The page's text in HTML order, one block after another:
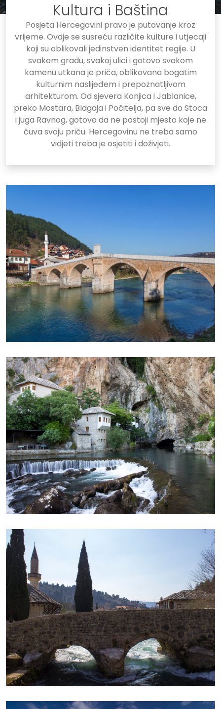
Kultura i Baština
Posjeta Hercegovini pravo je putovanje kroz
vrijeme. Ovdje se susreću različite kulture i utjecaji
koji su oblikovali jedinstven identitet regije. U
svakom gradu, svakoj ulici i gotovo svakom
kamenu utkana je priča, oblikovana bogatim
kulturnim naslijeđem i prepoznatljivom
arhitekturom. Od sjevera Konjica i Jablanice,
preko Mostara, Blagaja i Počitelja, pa sve do Stoca
i juga Ravnog, gotovo da ne postoji mjesto koje ne
čuva svoju priču. Hercegovinu ne treba samo
vidjeti treba je osjetiti i doživjeti.